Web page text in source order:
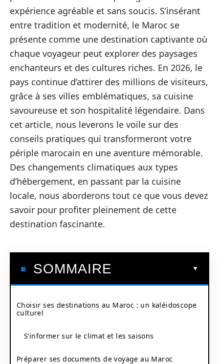
expérience agréable et sans soucis. S’insérant
entre tradition et modernité, le Maroc se
présente comme une destination captivante où
chaque voyageur peut explorer des paysages
enchanteurs et des cultures riches. En 2026, le
pays continue d’attirer des millions de visiteurs,
grâce à ses villes emblématiques, sa cuisine
savoureuse et son hospitalité légendaire. Dans
cet article, nous leverons le voile sur des
conseils pratiques qui transformeront votre
périple marocain en une aventure mémorable.
Des changements climatiques aux types
d’hébergement, en passant par la cuisine
locale, nous aborderons tout ce que vous devez
savoir pour profiter pleinement de cette
destination fascinante.
SOMMAIRE
Choisir ses destinations au Maroc : un kaléidoscope
culturel
S’informer sur le climat et les saisons
Préparer ses documents de voyage au Maroc